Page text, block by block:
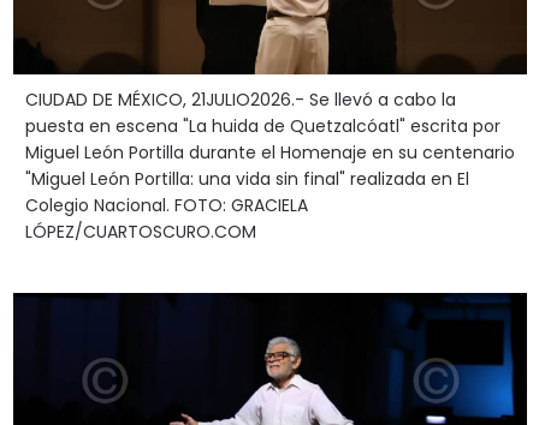
CIUDAD DE MÉXICO, 21JULIO2026.- Se llevó a cabo la
puesta en escena "La huida de Quetzalcóatl" escrita por
Miguel León Portilla durante el Homenaje en su centenario
"Miguel León Portilla: una vida sin final" realizada en El
Colegio Nacional. FOTO: GRACIELA
LÓPEZ/CUARTOSCURO.COM